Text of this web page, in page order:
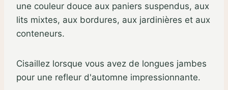
une couleur douce aux paniers suspendus, aux
lits mixtes, aux bordures, aux jardinières et aux
conteneurs.
Cisaillez lorsque vous avez de longues jambes
pour une refleur d'automne impressionnante.